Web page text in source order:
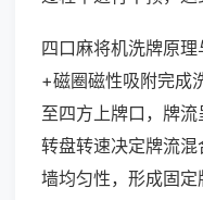
四口麻将机洗牌原
+磁圈磁性吸附完成
至四方上牌口，牌流
转盘转速决定牌流
墙均匀性，形成固定